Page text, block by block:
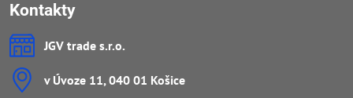
Kontakty
JGV trade s​.r​.o​.
v Úvoze 11, 040 01 Košice